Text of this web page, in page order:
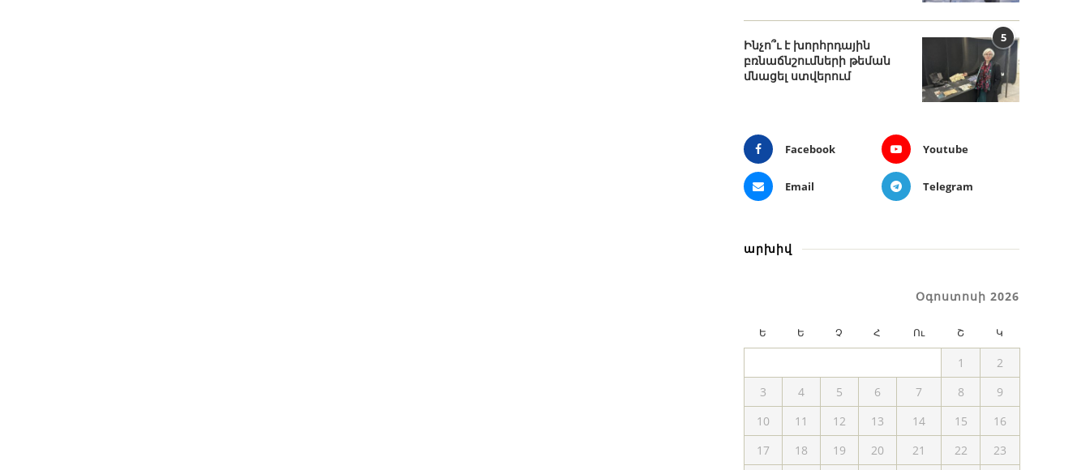
5
Ինչո՞ւ է խորհրդային
բռնաճնշումների թեման
մնացել ստվերում
Facebook Youtube
Email Telegram
արխիվ
Օգոստոսի 2026
Ե Ե Չ Հ Ու Շ Կ
1
2
3
4 5 6 7 8
9
10
11 12 13 14 15
16
17
18 19 20 21 22
23